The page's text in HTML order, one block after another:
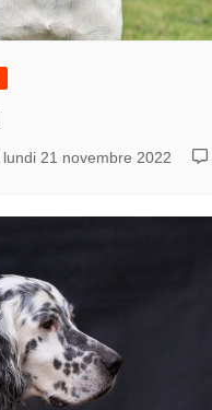
lundi 21 novembre 2022